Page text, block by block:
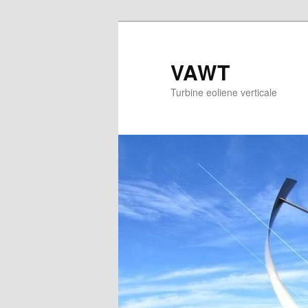
VAWT
Turbine eoliene verticale